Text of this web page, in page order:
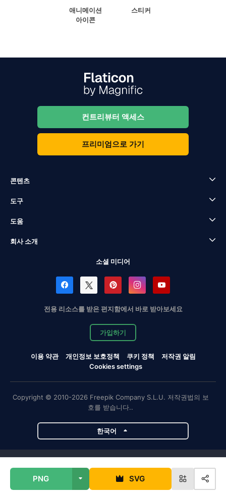
PNG SVG
애니메이션
아이콘
스티커
컨트리뷰터 액세스
프리미엄으로 가기
콘텐츠
도구
도움
회사 소개
소셜 미디어
전용 리소스를 받은 편지함에서 바로 받아보세요
가입하기
이용 약관 개인정보 보호정책 쿠키 정책
저작권 알림
Cookies settings
Copyright © 2010-2026 Freepik Company S.L.U. 저작권법의 보
호를 받습니다..
한국어